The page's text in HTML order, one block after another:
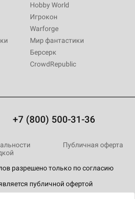
Hobby World
Игрокон
Warforge
Мир фантастики
Берсерк
CrowdRepublic
+7 (800) 500-31-36
разрешено только по согласию
публичной офертой
Публичная оферта